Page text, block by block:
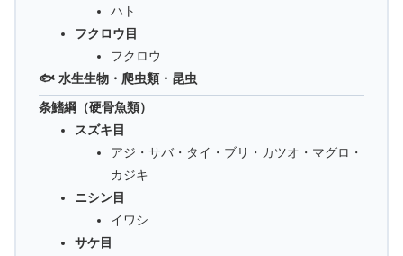
ハト
フクロウ目
フクロウ
🐟 水生生物・爬虫類・昆虫
条鰭綱（硬骨魚類）
スズキ目
アジ・サバ・タイ・ブリ・カツオ・マグロ・
カジキ
ニシン目
イワシ
サケ目